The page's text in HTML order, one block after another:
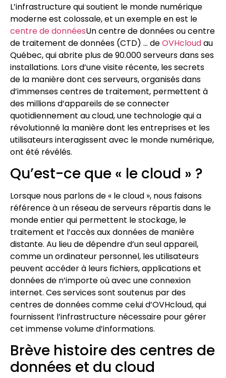
L’infrastructure qui soutient le monde numérique
moderne est colossale, et un exemple en est le
centre de donnéesUn centre de données ou centre
de traitement de données (CTD) … deOVHcloudau
Québec, qui abrite plus de 90.000 serveurs dans ses
installations. Lors d’une visite récente, les secrets
de la manière dont ces serveurs, organisés dans
d’immenses centres de traitement, permettent à
des millions d’appareils de se connecter
quotidiennement au cloud, une technologie qui a
révolutionné la manière dont les entreprises et les
utilisateurs interagissent avec le monde numérique,
ont été révélés.
Qu’est-ce que « le cloud » ?
Lorsque nous parlons de « le cloud », nous faisons
référence à un réseau de serveurs répartis dans le
monde entier qui permettent le stockage, le
traitement et l’accès aux données de manière
distante. Au lieu de dépendre d’un seul appareil,
comme un ordinateur personnel, les utilisateurs
peuvent accéder à leurs fichiers, applications et
données de n’importe où avec une connexion
internet. Ces services sont soutenus par des
centres de données comme celui d’OVHcloud, qui
fournissent l’infrastructure nécessaire pour gérer
cet immense volume d’informations.
Brève histoire des centres de
données et du cloud